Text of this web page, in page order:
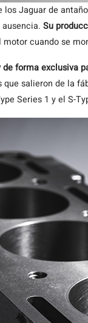
Jaguar de
Su
cuando se
forma exclusiva
salieron de la
Series 1 y el S-